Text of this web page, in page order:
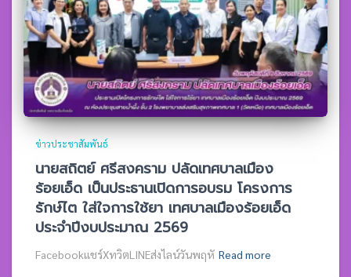
ข่าวประชาสัมพันธ์
นายสถิตย์ ศรีสงคราม ปลัดเทศบาลเมือง
ร้อยเอ็ด เป็นประธานเปิดการอบรม โครงการ
รักษ์ไต ใส่ใจการใช้ยา เทศบาลเมืองร้อยเอ็ด
ประจำปีงบประมาณ 2569
Facebookแชร์XทวิตLINEส่งไลน์วันพฤหั Read more